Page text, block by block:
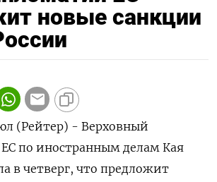
новые санкции
(Рейтер) - Верховный
​по иностранным делам ​Кая
‌в четверг, ‌что предложит